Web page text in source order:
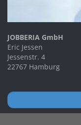
JOBBERIA GmbH
Eric Jessen
Jessenstr. 4
22767 Hamburg